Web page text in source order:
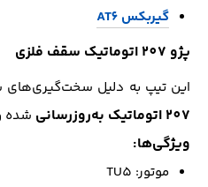
گیربکس AT6
پژو 207 اتوماتیک سقف فلزی
این تیپ به دلیل سخت‌گیری‌های
207 اتوماتیک به‌روزرسانی شده
ویژگی‌ها:
موتور: TU5